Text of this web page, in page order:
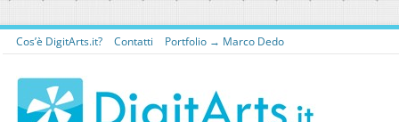
Cos’è DigitArts.it? Contatti Portfolio → Marco Dedo